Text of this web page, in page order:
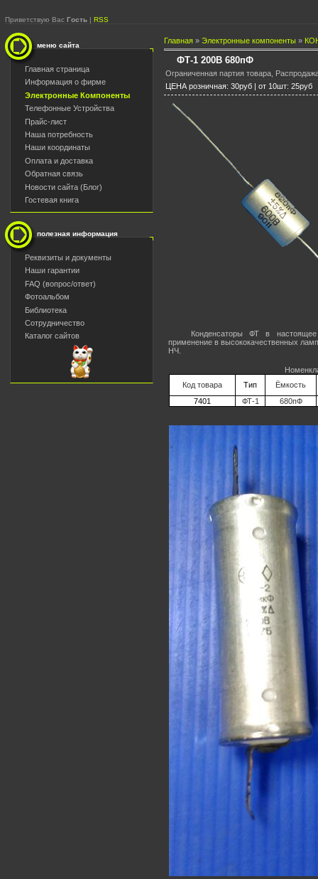
Приветствую Вас Гость | RSS
меню сайта
Главная страница
Информация о фирме
Электронные Компоненты
Телефонные Устройства
Прайс-лист
Наша потребность
Наши координаты
Оплата и доставка
Обратная связь
Новости сайта (Блог)
Гостевая книга
полезная информация
Реквизиты и документы
Наши гарантии
FAQ (вопрос/ответ)
Фотоальбом
Библиотека
Сотрудничество
Каталог сайтов
Главная » Электронные компоненты »
ФТ-1 200В 680пФ
Ограниченная партия товара,
ЦЕНА розничная: 30руб | от 10шт: 25руб
Конденсаторы ФТ в
применение в высококачественных
НЧ.
Код товара
Тип
Ёмкость
7401
ФТ-1 680пФ